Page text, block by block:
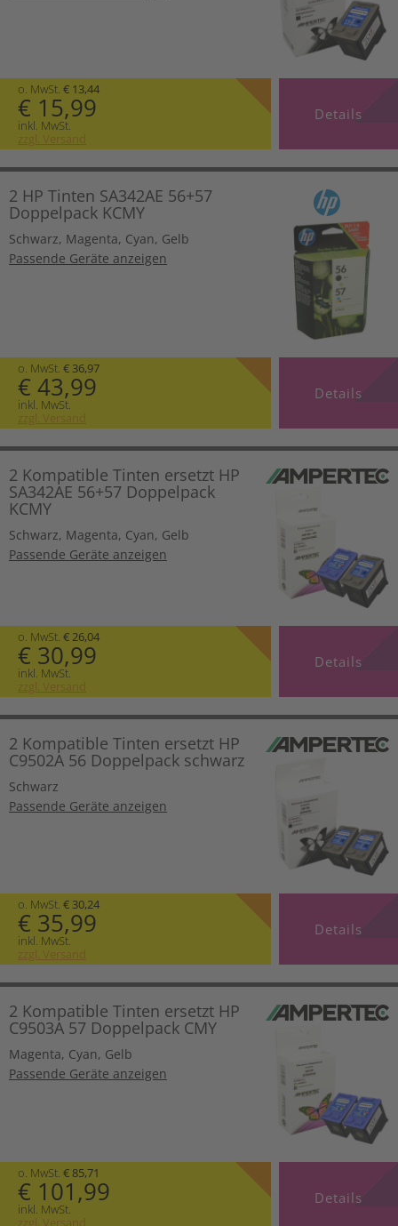
o. MwSt. € 13,44
€ 15,99
inkl. MwSt.
zzgl. Versand
Details
2 HP Tinten SA342AE 56+57
Doppelpack KCMY
Schwarz, Magenta, Cyan, Gelb
Passende Geräte anzeigen
o. MwSt. € 36,97
€ 43,99
inkl. MwSt.
zzgl. Versand
Details
2 Kompatible Tinten ersetzt HP
SA342AE 56+57 Doppelpack
KCMY
Schwarz, Magenta, Cyan, Gelb
Passende Geräte anzeigen
o. MwSt. € 26,04
€ 30,99
inkl. MwSt.
zzgl. Versand
Details
2 Kompatible Tinten ersetzt HP
C9502A 56 Doppelpack schwarz
Schwarz
Passende Geräte anzeigen
o. MwSt. € 30,24
€ 35,99
inkl. MwSt.
zzgl. Versand
Details
2 Kompatible Tinten ersetzt HP
C9503A 57 Doppelpack CMY
Magenta, Cyan, Gelb
Passende Geräte anzeigen
o. MwSt. € 85,71
€ 101,99
inkl. MwSt.
zzgl. Versand
Details